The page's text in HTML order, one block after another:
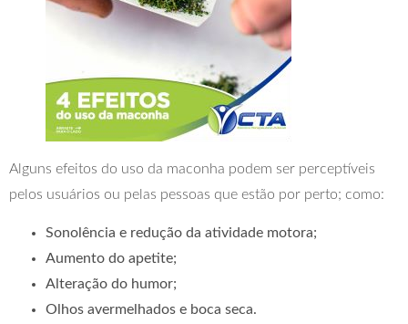
Alguns efeitos do uso da maconha podem ser perceptíveis
pelos usuários ou pelas pessoas que estão por perto; como:
Sonolência e redução da atividade motora;
Aumento do apetite;
Alteração do humor;
Olhos avermelhados e boca seca.